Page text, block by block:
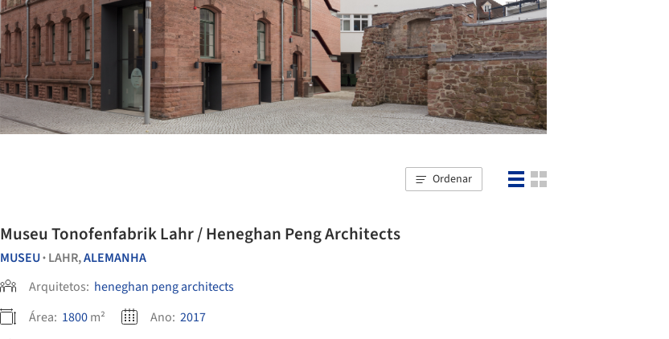
Ordenar
Museu Tonofenfabrik Lahr / Heneghan Peng Architects
MUSEU• LAHR,ALEMANHA
Arquitetos: heneghan peng architects
Área: 1800m² Ano: 2017